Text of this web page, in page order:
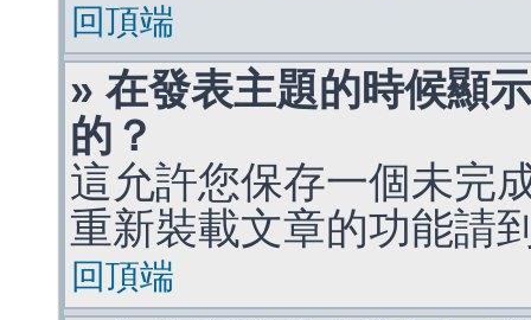
回頂端
» 在發表主題的時候顯
的？
這允許您保存一個未完
重新裝載文章的功能請
回頂端